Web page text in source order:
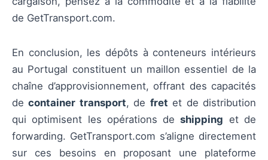
de GetTransport.com.
En conclusion, les dépôts à conteneurs intérieurs
au Portugal constituent un maillon essentiel de la
chaîne d’approvisionnement, offrant des capacités
decontainer transport, de fret et de distribution
qui optimisent les opérations deshipping et de
forwarding. GetTransport.com s’aligne directement
sur ces besoins en proposant une plateforme